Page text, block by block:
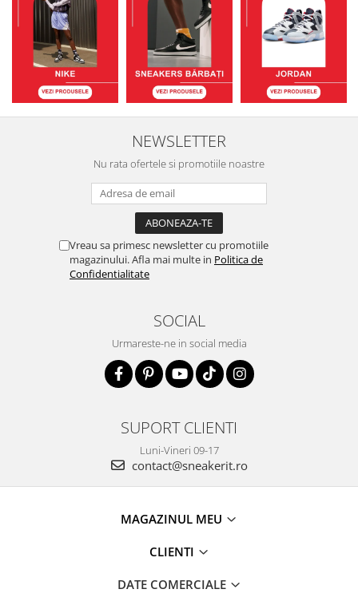
NEWSLETTER
Nu rata ofertele si promotiile noastre
Vreau sa primesc newsletter cu promotiile
magazinului. Afla mai multe in Politica de
Confidentialitate
SOCIAL
Urmareste-ne in social media
SUPORT CLIENTI
Luni-Vineri 09-17
contact@sneakerit.ro
MAGAZINUL MEU
CLIENTI
DATE COMERCIALE